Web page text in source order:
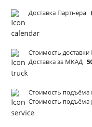
Доставка Партнёра
Стоимость
Доставка за МКАД
Стоимость подъёма
Стоимость подъёма